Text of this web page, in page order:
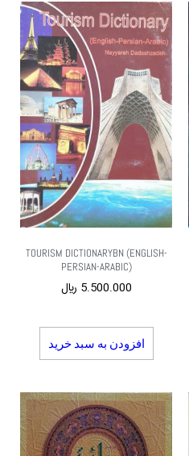
TOURISM DICTIONARYBN (ENGLISH-
PERSIAN-ARABIC)
5.500.000 ﷼
افزودن به سبد خرید